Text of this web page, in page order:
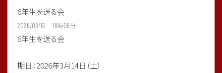
6年生を送る会
2026/03/15 18時06分
6年生を送る会
期日：2026年3月14日（土）